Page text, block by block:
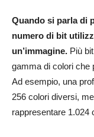
Quando si parla di
numero di bit
un’immagine. Più
gamma di colori che
Ad esempio, una
256 colori diversi,
rappresentare 1.024